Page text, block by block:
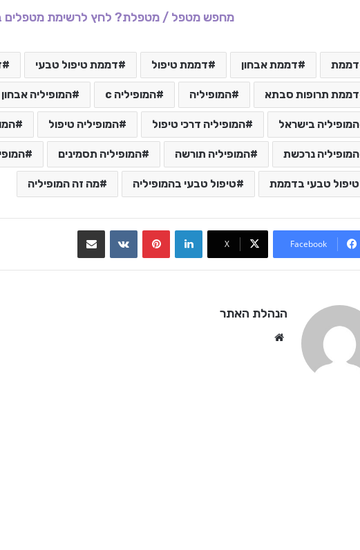
מחפש מטפל / מטפלת? לחץ לרשימת מטפלים
דממת דממת אבחון דממת טיפול דממת טיפול טבעי
דממת תרופות סבתא המופיליה המופיליה c המופיליה אבחון
המופיליה בישראל המופיליה דרכי טיפול המופיליה טיפול
המופיליה נרכשת המופיליה תורשה המופיליה תסמינים
טיפול טבעי בדממת טיפול טבעי בהמופיליה מה זה המופיליה
Facebook
X
LinkedIn
Pinterest
VKontakte שתף בדואר אלקטרוני
הנהלת האתר